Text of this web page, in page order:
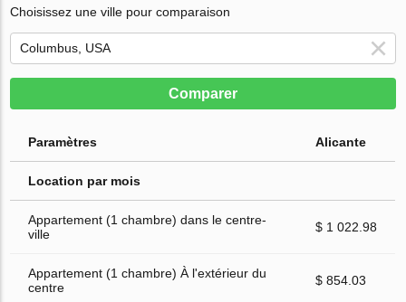
Choisissez une ville pour comparaison
Comparer
Paramètres Alicante
Location par mois
Appartement (1 chambre) dans le centre-
ville
$ 1 022.98
Appartement (1 chambre) À l'extérieur du
centre
$ 854.03